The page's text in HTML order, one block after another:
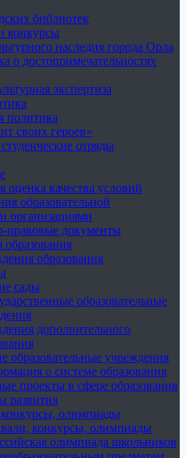
библиотек
конкурсы
наследия города Орла
о достопримечательностях
экспертиза
политика
своих героев»
отряды
оценка качества условий
образовательной
организациями
правовые документы
образования
сады
образовательные
дополнительного
образовательные учреждения
о системе образования
проекты в сфере образования
развития
олимпиады
конкурсы, олимпиады
олимпиада школьников